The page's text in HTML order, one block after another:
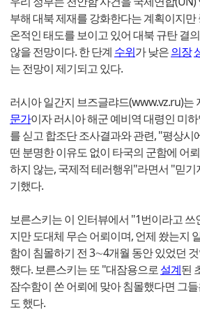
부해 대북 제재를 강화한다는 계획이지만
온적인 태도를 보이고 있어 대북 규탄 결
않을 전망이다. 한 단계 수위가 낮은의장
는 전망이 제기되고 있다.
러시아 일간지 브즈글랴드(www.vz.ru)는
문가이자 러시아 해군 예비역 대령인 미
를 싣고 합조단 조사결과와 관련, "평상시
떤 분명한 이유도 없이 타국의 군함에 어
하지 않는, 국제적 테러행위"라면서 "믿
기했다.
보른스키는 이 인터뷰에서 "1번이라고 쓰
지만 도대체 무슨 어뢰이며, 언제 쐈는지
함이 침몰하기 전 3∼4개월 동안 있었던
했다. 보른스키는 또 "대잠용으로설계된
잠수함이 쏜 어뢰에 맞아 침몰했다면 그
도 했다.